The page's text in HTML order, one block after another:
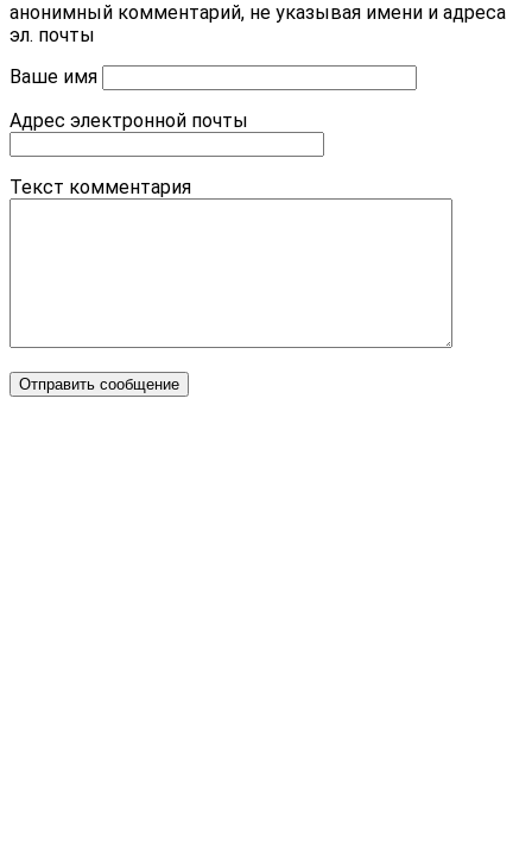
анонимный комментарий, не указывая имени и адреса
эл. почты
Ваше имя
Адрес электронной почты
Текст комментария